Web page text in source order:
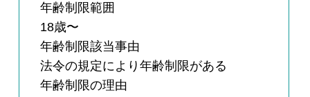
年齢制限範囲
18歳〜
年齢制限該当事由
法令の規定により年齢制限がある
年齢制限の理由